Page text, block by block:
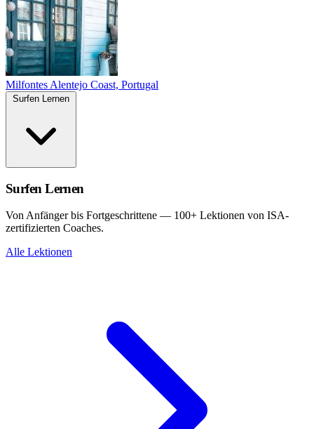
Milfontes Alentejo Coast, Portugal
Surfen Lernen
Von Anfänger bis Fortgeschrittene — 100+ Lektionen von ISA-
zertifizierten Coaches.
Alle Lektionen